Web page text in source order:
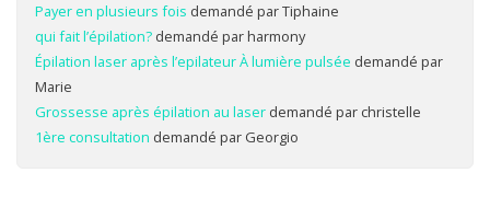
Payer en plusieurs fois demandé par Tiphaine
qui fait l’épilation?demandé par harmony
Épilation laser après l’epilateur À lumière pulsée demandé par
Marie
Grossesse après épilation au laserdemandé par christelle
1ère consultation demandé par Georgio